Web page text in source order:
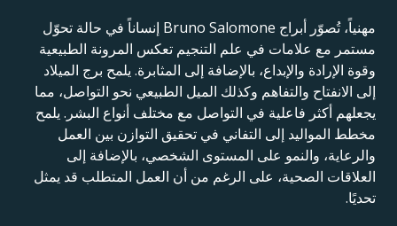
مهنياً، تُصوّر أبراج Bruno Salomone إنساناً في حالة تحوّل
مستمر مع علامات في علم التنجيم تعكس المرونة الطبيعية
وقوة الإرادة والإبداع، بالإضافة إلى المثابرة. يلمح برج الميلاد
إلى الانفتاح والتفاهم وكذلك الميل الطبيعي نحو التواصل، مما
يجعلهم أكثر فاعلية في التواصل مع مختلف أنواع البشر. يلمح
مخطط المواليد إلى التفاني في تحقيق التوازن بين العمل
والرعاية، والنمو على المستوى الشخصي، بالإضافة إلى
العلاقات الصحية، على الرغم من أن العمل المتطلب قد يمثل
تحديًا.